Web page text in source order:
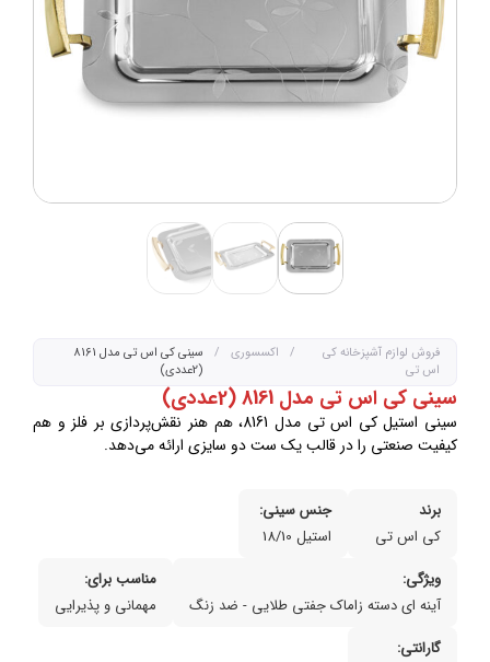
فروش لوازم آشپزخانه کی
اس تی
/ اکسسوری /
سینی کی اس تی مدل 8161
(2عددی)
سینی کی اس تی مدل 8161 (2عددی)
سینی استیل کی اس تی مدل 8161، هم هنر نقش‌پردازی بر فلز و هم
کیفیت صنعتی را در قالب یک ست دو سایزی ارائه می‌دهد.
برند
کی اس تی
جنس سینی:
استیل 18/10
ویژگی:
آینه ای دسته زاماک جفتی طلایی - ضد زنگ
مناسب برای:
مهمانی و پذیرایی
گارانتی: